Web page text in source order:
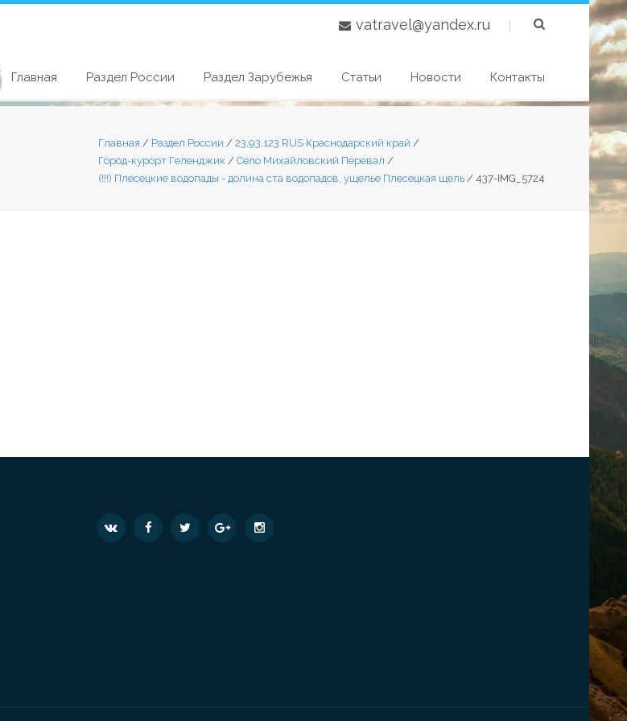
vatravel@yandex.ru |
Главная Раздел России Раздел Зарубежья Статьи Новости Контакты
Главная / Раздел России / 23,93,123 RUS Краснодарский край /
Город-курорт Геленджик / Село Михайловский Перевал /
(!!!) Плесецкие водопады - долина ста водопадов, ущелье Плесецкая щель / 437-IMG_5724